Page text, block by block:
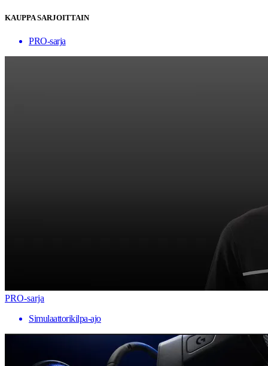
KAUPPA SARJOITTAIN
PRO-sarja
PRO-sarja
Simulaattorikilpa-ajo